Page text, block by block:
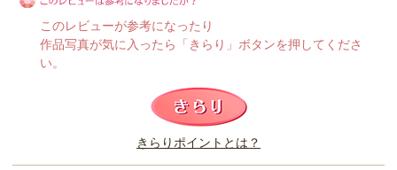
このレビューは参考になりましたか？
このレビューが参考になったり
作品写真が気に入ったら「きらり」ボタンを押してくださ
い。
きらりポイントとは？